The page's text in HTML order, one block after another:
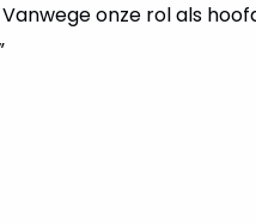
onze rol als